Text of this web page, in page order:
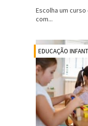
Escolha um
com...
EDUCAÇÃO